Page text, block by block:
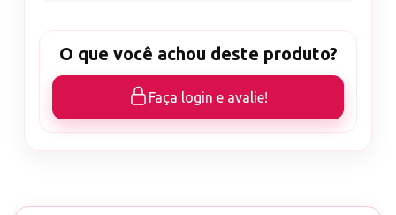
O que você achou deste produto?
Faça login e avalie!